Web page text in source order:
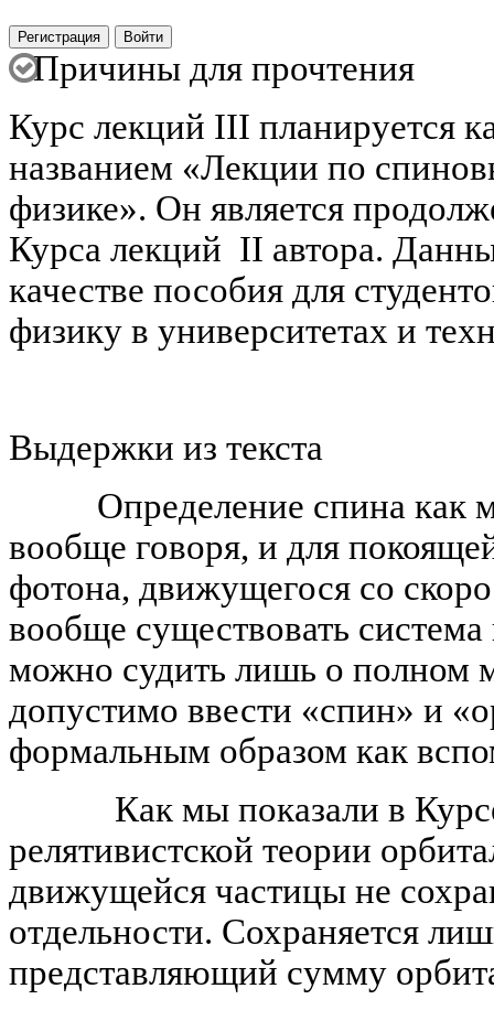
Регистрация Войти
Причины для прочтения
Курс лекций III планируется
названием «Лекции по
физике». Он является
Курса лекций II автора.
качестве пособия для
физику в университетах и
Выдержки из текста
Определение спина как
вообще говоря, и для
фотона, движущегося со
вообще существовать система
можно судить лишь о полном
допустимо ввести «спин» и
формальным образом как
Как мы показали в Курсе
релятивистской теории
движущейся частицы не
отдельности. Сохраняется
представляющий сумму